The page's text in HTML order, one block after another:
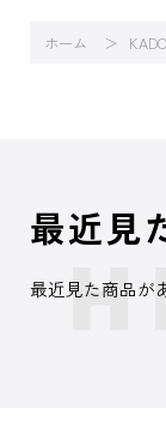
ホーム
最近見
最近見た商品が